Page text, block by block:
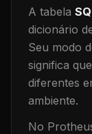
A tabela
dicionário
Seu modo
significa que
diferentes
ambiente.
No